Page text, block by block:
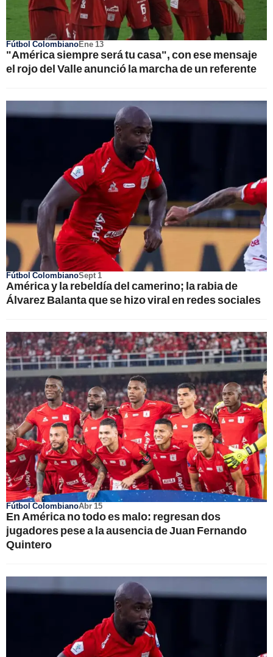
Fútbol ColombianoEne 13
"América siempre será tu casa", con ese mensaje
el rojo del Valle anunció la marcha de un referente
Fútbol ColombianoSept 1
América y la rebeldía del camerino; la rabia de
Álvarez Balanta que se hizo viral en redes sociales
Fútbol ColombianoAbr 15
En América no todo es malo: regresan dos
jugadores pese a la ausencia de Juan Fernando
Quintero